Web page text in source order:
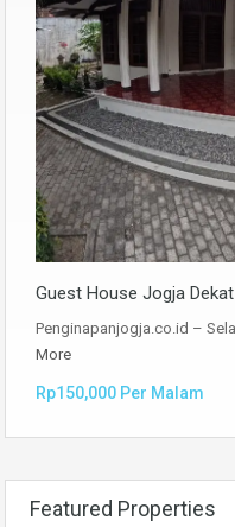
Guest House Jogja
Penginapanjogja.co.id –
More
Rp150,000 Per Malam
Featured Properties